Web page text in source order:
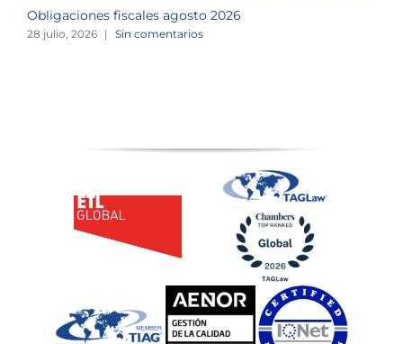
Obligaciones fiscales agosto 2026
28 julio, 2026 | Sin comentarios